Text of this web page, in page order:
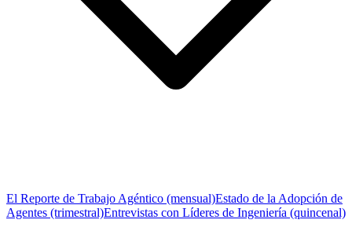
El Reporte de Trabajo Agéntico (mensual)Estado de la Adopción de
Agentes (trimestral)Entrevistas con Líderes de Ingeniería (quincenal)